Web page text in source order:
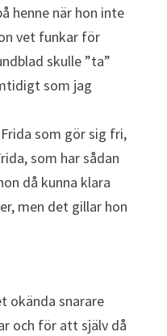
henne när hon inte
vet funkar för
skulle ”ta”
som jag
som gör sig fri,
som har sådan
då kunna klara
men det gillar hon
okända snarare
och för att själv då